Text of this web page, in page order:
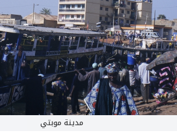
مدينة موبتي